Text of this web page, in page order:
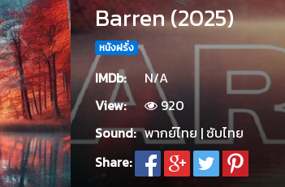
Barren (2025)
หนังฝรั่ง
IMDb:
N/A
View:
920
Sound: พากย์ไทย | ซับไทย
Share: